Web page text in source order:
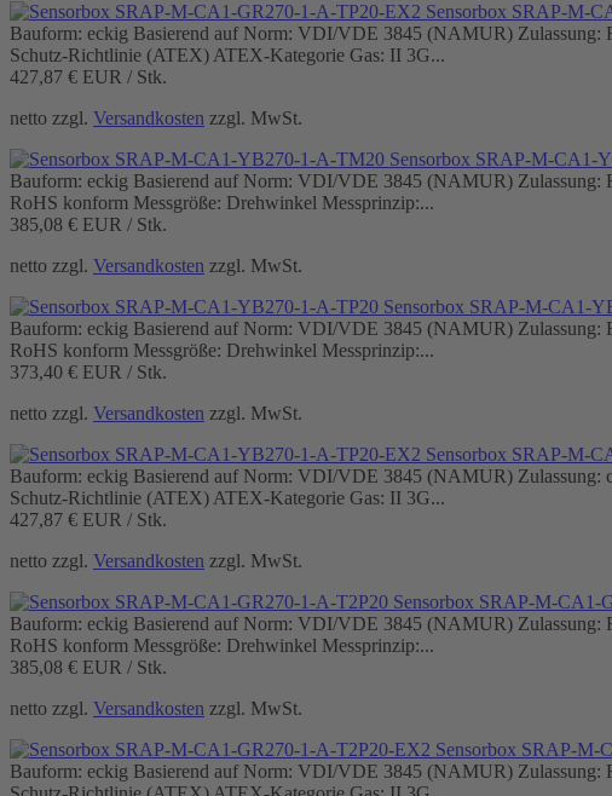
Sensorbox SRAP-M-
Bauform: eckig Basierend auf Norm: VDI/VDE 3845 (NAMUR)
Schutz-Richtlinie (ATEX) ATEX-Kategorie Gas: II 3G...
427,87 € EUR / Stk.
netto zzgl. Versandkosten zzgl. MwSt.
Sensorbox SRAP-M-CA1-
Bauform: eckig Basierend auf Norm: VDI/VDE 3845 (NAMUR)
RoHS konform Messgröße: Drehwinkel Messprinzip:...
385,08 € EUR / Stk.
netto zzgl. Versandkosten zzgl. MwSt.
Sensorbox SRAP-M-CA1-
Bauform: eckig Basierend auf Norm: VDI/VDE 3845 (NAMUR)
RoHS konform Messgröße: Drehwinkel Messprinzip:...
373,40 € EUR / Stk.
netto zzgl. Versandkosten zzgl. MwSt.
Sensorbox SRAP-M-
Bauform: eckig Basierend auf Norm: VDI/VDE 3845 (NAMUR)
Schutz-Richtlinie (ATEX) ATEX-Kategorie Gas: II 3G...
427,87 € EUR / Stk.
netto zzgl. Versandkosten zzgl. MwSt.
Sensorbox SRAP-M-CA1-
Bauform: eckig Basierend auf Norm: VDI/VDE 3845 (NAMUR)
RoHS konform Messgröße: Drehwinkel Messprinzip:...
385,08 € EUR / Stk.
netto zzgl. Versandkosten zzgl. MwSt.
Sensorbox SRAP-M-
Bauform: eckig Basierend auf Norm: VDI/VDE 3845 (NAMUR)